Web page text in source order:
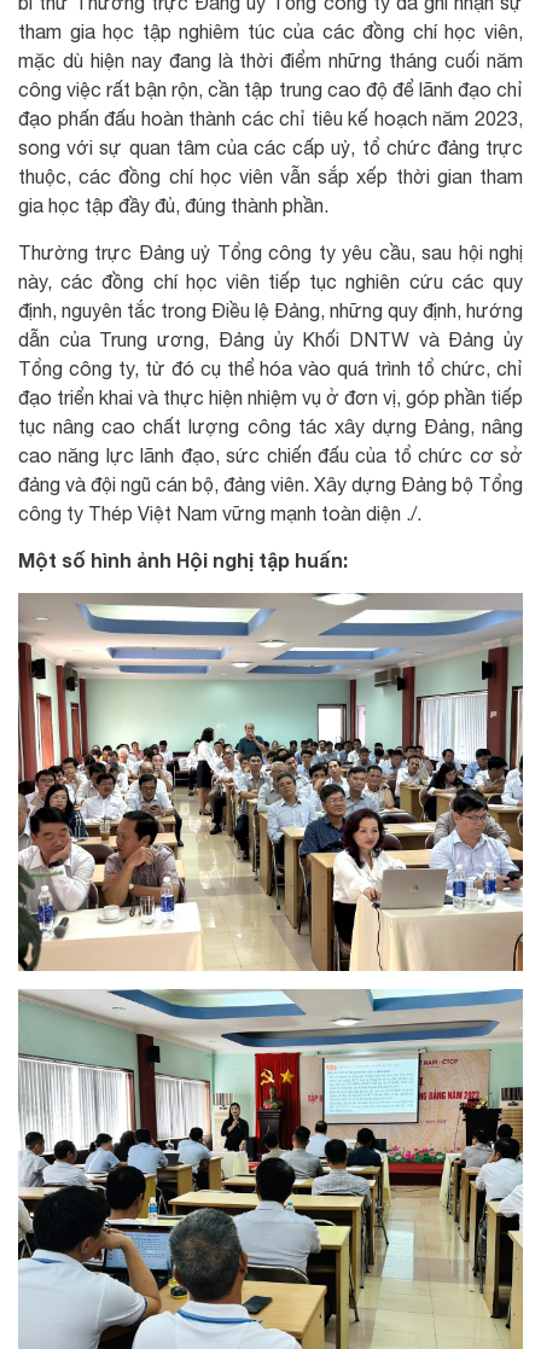
tham gia học tập nghiêm túc của các đồng chí học viên,
mặc dù hiện nay đang là thời điểm những tháng cuối năm
công việc rất bận rộn, cần tập trung cao độ để lãnh đạo chỉ
đạo phấn đấu hoàn thành các chỉ tiêu kế hoạch năm 2023,
song với sự quan tâm của các cấp uỷ, tổ chức đảng trực
thuộc, các đồng chí học viên vẫn sắp xếp thời gian tham
gia học tập đầy đủ, đúng thành phần.
Thường trực Đảng uỷ Tổng công ty yêu cầu, sau hội nghị
này, các đồng chí học viên tiếp tục nghiên cứu các quy
định, nguyên tắc trong Điều lệ Đảng, những quy định, hướng
dẫn của Trung ương, Đảng ủy Khối DNTW và Đảng ủy
Tổng công ty, từ đó cụ thể hóa vào quá trình tổ chức, chỉ
đạo triển khai và thực hiện nhiệm vụ ở đơn vị, góp phần tiếp
tục nâng cao chất lượng công tác xây dựng Đảng, nâng
cao năng lực lãnh đạo, sức chiến đấu của tổ chức cơ sở
đảng và đội ngũ cán bộ, đảng viên. Xây dựng Đảng bộ Tổng
công ty Thép Việt Nam vững mạnh toàn diện ./.
Một số hình ảnh Hội nghị tập huấn: